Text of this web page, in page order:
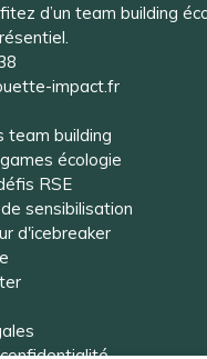
d’un team building
impact.fr
team building
écologie
RSE
sensibilisation
d'icebreaker